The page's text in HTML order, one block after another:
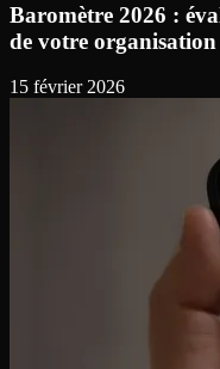
Baromètre 2026 :
de votre
15 février 2026